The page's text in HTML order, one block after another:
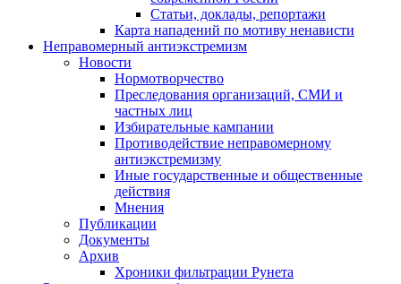
Статьи, доклады, репортажи
Карта нападений по мотиву ненависти
Неправомерный антиэкстремизм
Новости
Нормотворчество
Преследования организаций, СМИ и
частных лиц
Избирательные кампании
Противодействие неправомерному
антиэкстремизму
Иные государственные и общественные
действия
Мнения
Публикации
Документы
Архив
Хроники фильтрации Рунета